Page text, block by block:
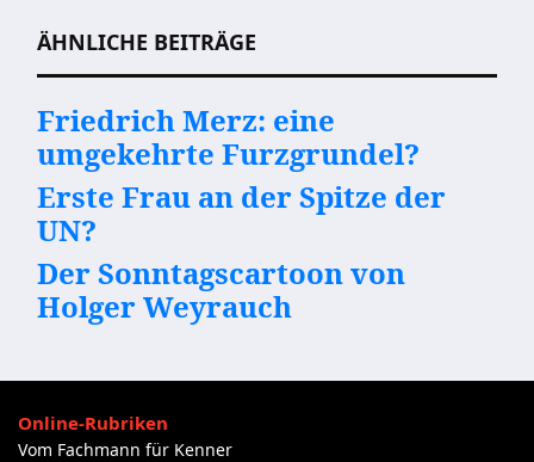
ÄHNLICHE BEITRÄGE
Friedrich Merz: eine
umgekehrte Furzgrundel?
Erste Frau an der Spitze der
UN?
Der Sonntagscartoon von
Holger Weyrauch
Online-Rubriken
Vom Fachmann für Kenner